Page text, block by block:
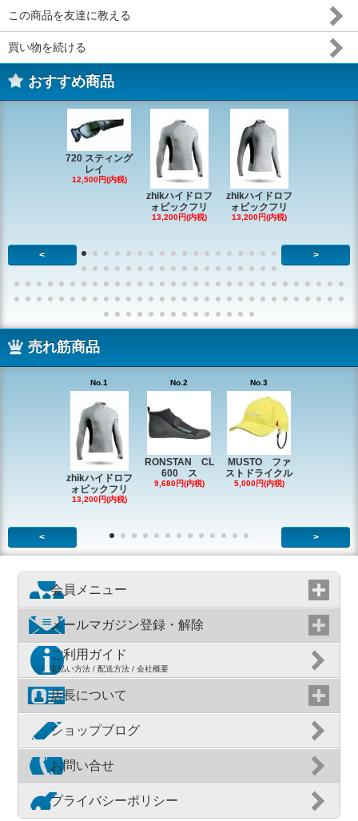
この商品を友達に教える
買い物を続ける
おすすめ商品
720 スティング
レイ
12,500円(内税)
zhikハイドロフ
ォビックフリ
13,200円(内税)
zhikハイドロフ
ォビックフリ
13,200円(内税)
< >
売れ筋商品
No.1
zhikハイドロフ
ォビックフリ
13,200円(内税)
No.2
RONSTAN CL
600 ス
9,680円(内税)
No.3
MUSTO ファ
ストドライクル
5,000円(内税)
< >
会員メニュー
メールマガジン登録・解除
ご利用ガイド
支払い方法 / 配送方法 / 会社概要
店長について
ショップブログ
お問い合せ
プライバシーポリシー